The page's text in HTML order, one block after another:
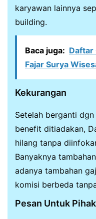
karyawan lainnya
building.
Baca juga: Daftar
Fajar Surya
Kekurangan
Setelah berganti
benefit ditiadakan,
hilang tanpa
Banyaknya
adanya tambahan
komisi berbeda
Pesan Untuk